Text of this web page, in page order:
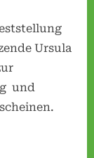
Ursula
und